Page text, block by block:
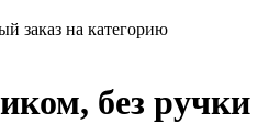
без ручки